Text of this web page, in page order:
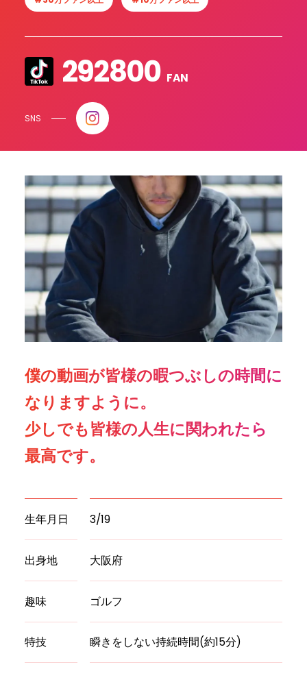
292800 FAN
SNS
僕の動画が皆様の暇つぶしの時間に
なりますように。
少しでも皆様の人生に関われたら
最高です。
生年月日 3/19
出身地 大阪府
趣味 ゴルフ
特技 瞬きをしない持続時間(約15分)